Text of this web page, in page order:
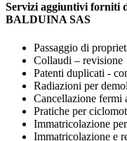
Servizi aggiuntivi
BALDUINA SAS
Passaggio di
Collaudi – revisione
Patenti duplicati -
Radiazioni per
Cancellazione fermi
Pratiche per
Immatricolazione
Immatricolazione e